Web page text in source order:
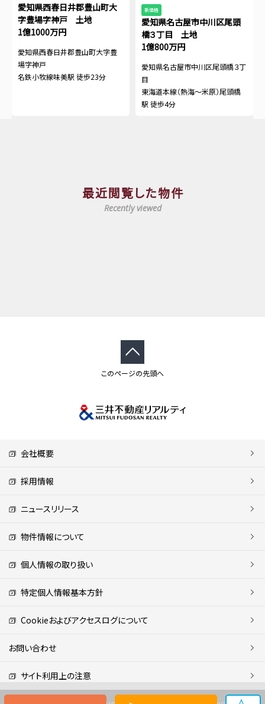
愛知県西春日井郡豊山町大
字豊場字神戸 土地
1億1000万円
愛知県西春日井郡豊山町大字豊
場字神戸
名鉄小牧線味美駅 徒歩23分
新価格
愛知県名古屋市中川区尾頭
橋３丁目 土地
1億800万円
愛知県名古屋市中川区尾頭橋３丁
目
東海道本線（熱海～米原）尾頭橋
駅 徒歩4分
最近閲覧した物件
Recently viewed
このページの先頭へ
会社概要
採用情報
ニュースリリース
物件情報について
個人情報の取り扱い
特定個人情報基本方針
Cookieおよびアクセスログについて
お問い合わせ
サイト利用上の注意